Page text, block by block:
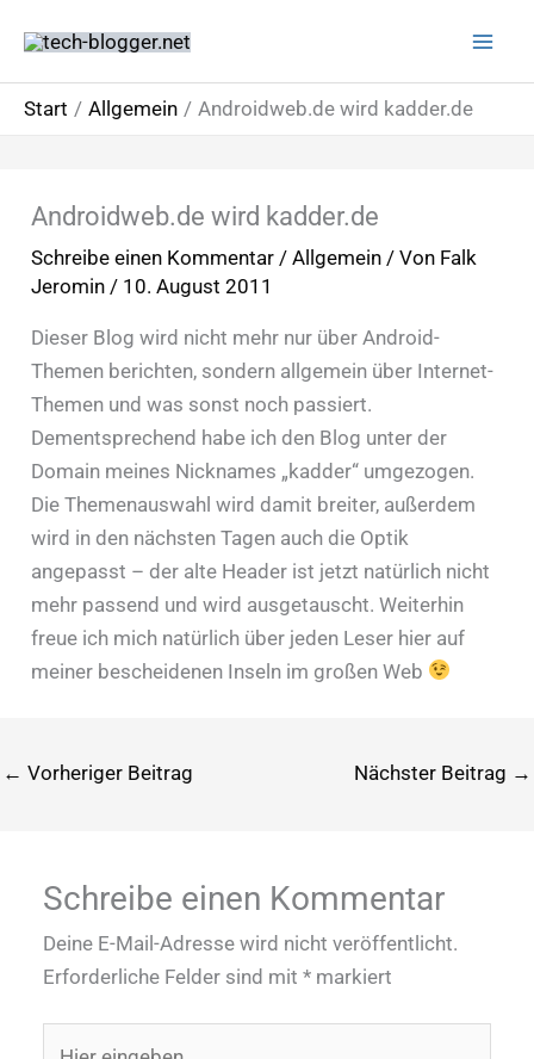
Inhalt
springen
Start
Allgemein Androidweb.de wird kadder.de
Androidweb.de wird kadder.de
Schreibe einen Kommentar / Allgemein/ Von Falk
Jeromin / 10. August 2011
Dieser Blog wird nicht mehr nur über Android-
Themen berichten, sondern allgemein über Internet-
Themen und was sonst noch passiert.
Dementsprechend habe ich den Blog unter der
Domain meines Nicknames „kadder“ umgezogen.
Die Themenauswahl wird damit breiter, außerdem
wird in den nächsten Tagen auch die Optik
angepasst – der alte Header ist jetzt natürlich nicht
mehr passend und wird ausgetauscht. Weiterhin
freue ich mich natürlich über jeden Leser hier auf
meiner bescheidenen Inseln im großen Web
← Vorheriger Beitrag Nächster Beitrag →
Schreibe einen Kommentar
Deine E-Mail-Adresse wird nicht veröffentlicht.
Erforderliche Felder sind mit* markiert